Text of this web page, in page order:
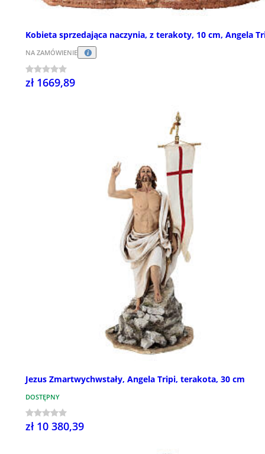
Kobieta sprzedająca naczynia, z terakoty, 10 cm, Angela
NA ZAMÓWIENIE
zł 1669,89
Jezus Zmartwychwstały, Angela Tripi, terakota, 30 cm
DOSTĘPNY
zł 10 380,39